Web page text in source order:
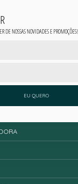
DE NOSSAS NOVIDADES E PROMOÇÕES!
EU QUERO